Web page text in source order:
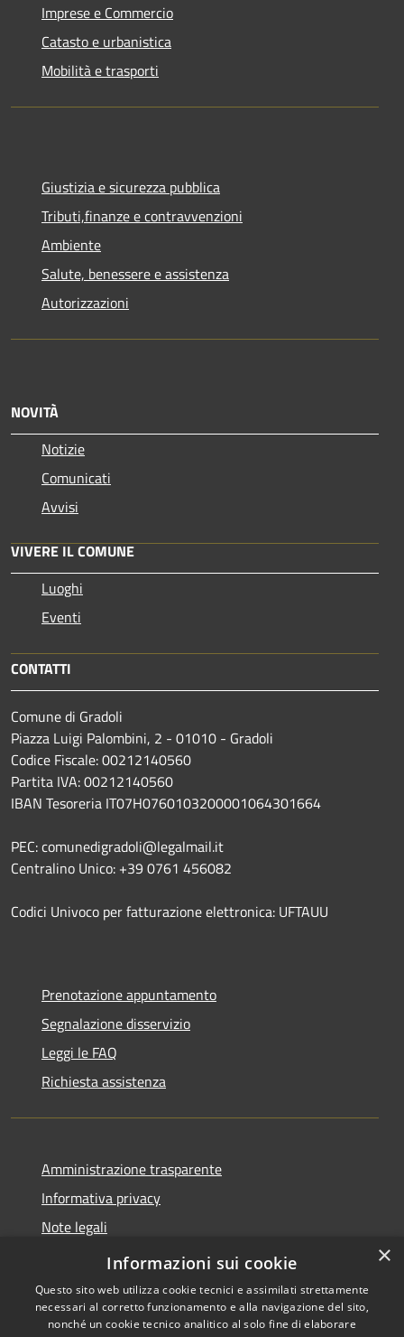
Imprese e Commercio
Catasto e urbanistica
Mobilità e trasporti
Giustizia e sicurezza pubblica
Tributi,finanze e contravvenzioni
Ambiente
Salute, benessere e assistenza
Autorizzazioni
NOVITÀ
Notizie
Comunicati
Avvisi
VIVERE IL COMUNE
Luoghi
Eventi
CONTATTI
Comune di Gradoli
Piazza Luigi Palombini, 2 - 01010 - Gradoli
Codice Fiscale: 00212140560
Partita IVA: 00212140560
IBAN Tesoreria IT07H0760103200001064301664
PEC: comunedigradoli@legalmail.it
Centralino Unico: +39 0761 456082
Codici Univoco per fatturazione elettronica: UFTAUU
Prenotazione appuntamento
Segnalazione disservizio
Leggi le FAQ
Richiesta assistenza
Amministrazione trasparente
Informativa privacy
Note legali
Dichiarazione di accessibilità
×
Informazioni sui cookie
Questo sito web utilizza cookie tecnici e assimilati strettamente
necessari al corretto funzionamento e alla navigazione del sito,
nonché un cookie tecnico analitico al solo fine di elaborare